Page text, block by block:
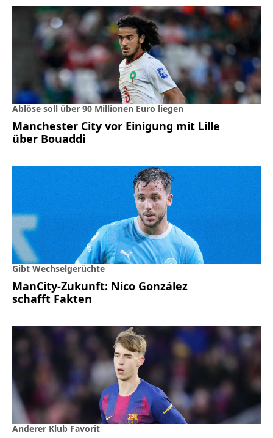
Ablöse soll über 90 Millionen Euro liegen
Manchester City vor Einigung mit Lille
über Bouaddi
Gibt Wechselgerüchte
ManCity-Zukunft: Nico González
schafft Fakten
Anderer Klub Favorit